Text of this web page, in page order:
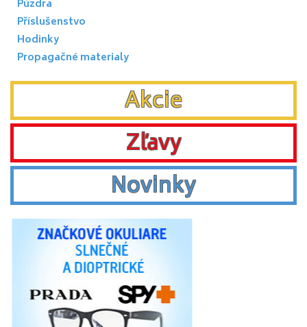
Púzdra
Příslušenstvo
Hodinky
Propagačné materialy
Akcie
Zľavy
Novinky